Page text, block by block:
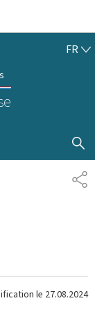
FR
le 27.08.2024